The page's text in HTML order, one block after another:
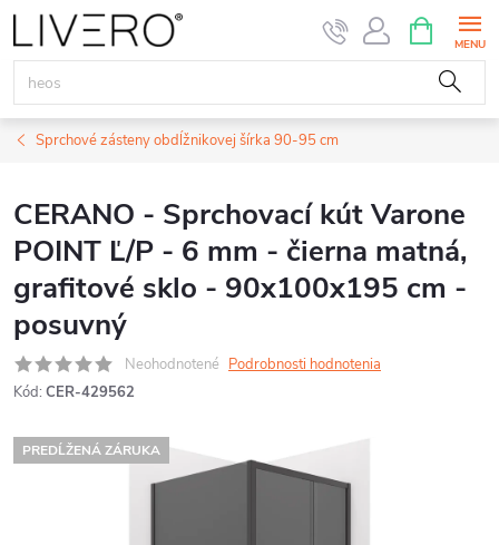
Prejsť
na
obsah
KOŠÍK
Sprchové zásteny obdĺžnikovej šírka 90-95 cm
CERANO - Sprchovací kút Varone
POINT Ľ/P - 6 mm - čierna matná,
grafitové sklo - 90x100x195 cm -
posuvný
Neohodnotené Podrobnosti hodnotenia
Kód: CER-429562
PREDĹŽENÁ ZÁRUKA